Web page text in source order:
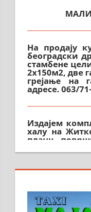
београдски
стамбене
2х150м2, две
грејање на
адресе. 063/
халу на
плацу
064/321-80-51;
На продају
Зеленом
Могућа